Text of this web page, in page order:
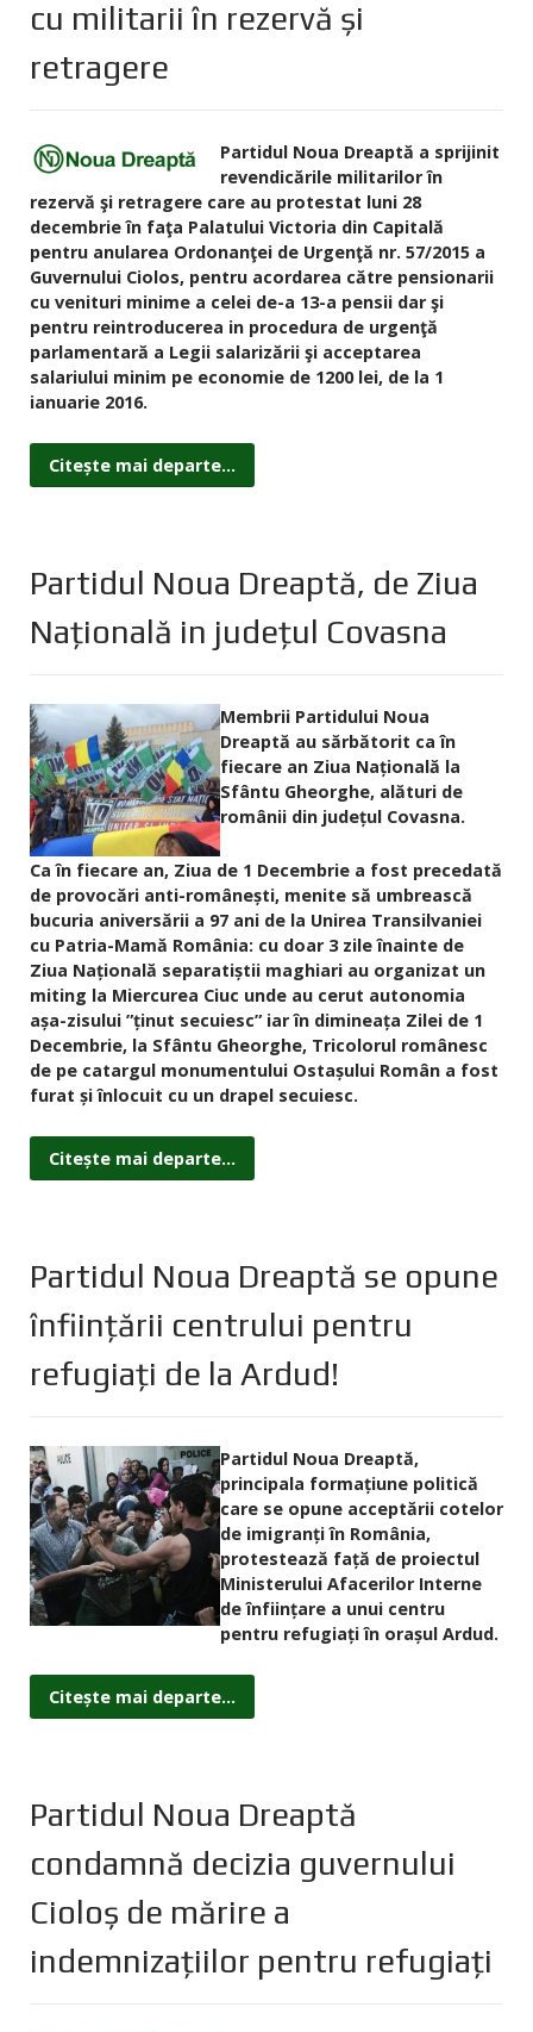
cu militarii în rezervă şi
retragere
Partidul Noua Dreaptă a sprijinit
revendicările militarilor în
rezervă şi retragere care au protestat luni 28
decembrie în faţa Palatului Victoria din Capitală
pentru anularea Ordonanţei de Urgenţă nr. 57/2015 a
Guvernului Ciolos, pentru acordarea către pensionarii
cu venituri minime a celei de-a 13-a pensii dar şi
pentru reintroducerea in procedura de urgenţă
parlamentară a Legii salarizării şi acceptarea
salariului minim pe economie de 1200 lei, de la 1
ianuarie 2016.
Citește mai departe...
Partidul Noua Dreaptă, de Ziua
Naţională in judeţul Covasna
Membrii Partidului Noua
Dreaptă au sărbătorit ca în
fiecare an Ziua Naţională la
Sfântu Gheorghe, alături de
românii din judeţul Covasna.
Ca în fiecare an, Ziua de 1 Decembrie a fost precedată
de provocări anti-româneşti, menite să umbrească
bucuria aniversării a 97 ani de la Unirea Transilvaniei
cu Patria-Mamă România: cu doar 3 zile înainte de
Ziua Naţională separatiştii maghiari au organizat un
miting la Miercurea Ciuc unde au cerut autonomia
aşa-zisului ”ţinut secuiesc” iar în dimineaţa Zilei de 1
Decembrie, la Sfântu Gheorghe, Tricolorul românesc
de pe catargul monumentului Ostaşului Român a fost
furat şi înlocuit cu un drapel secuiesc.
Citește mai departe...
Partidul Noua Dreaptă se opune
înfiinţării centrului pentru
refugiaţi de la Ardud!
Partidul Noua Dreaptă,
principala formaţiune politică
care se opune acceptării cotelor
de imigranţi în România,
protestează faţă de proiectul
Ministerului Afacerilor Interne
de înfiinţare a unui centru
pentru refugiaţi în oraşul Ardud.
Citește mai departe...
Partidul Noua Dreaptă
condamnă decizia guvernului
Cioloş de mărire a
indemnizaţiilor pentru refugiaţi